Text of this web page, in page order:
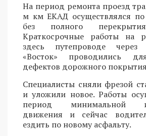
На период ремонта проезд
м км ЕКАД осуществлялся
без полного
Краткосрочные работы на
здесь путепроводе
«Восток» проводились
дефектов дорожного
Специалисты сняли фрезой
и уложили новое. Работы
период минимальной
движения и сейчас
ездить по новому асфальту.